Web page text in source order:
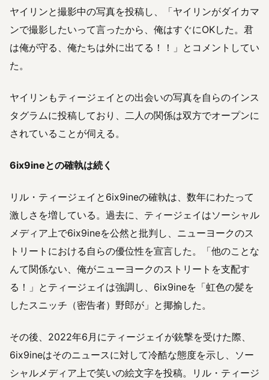
ヤイリンと撮影中の写真を投稿し、「ヤイリンがダイカマ
ンで撮影したいって言ったから、俺はすぐにOKした。君
は俺が守る、俺たちは外に出てる！！」とコメントしてい
た。
ヤイリンもティージェイとの出会いの写真を自らのインス
タグラムに投稿しており、二人の関係は双方でオープンに
されていることが伺える。
6ix9ineとの確執は続く
リル・ティージェイと6ix9ineの確執は、数年にわたって
激しさを増している。過去に、ティージェイはソーシャル
メディア上で6ix9ineを公然と批判し、ニューヨークのス
トリートにおける自らの優位性を宣言した。「他のことな
んて関係ない、俺がニューヨークのストリートを支配す
る！」とティージェイは強調し、6ix9ineを「虹色の髪を
したスニッチ（密告者）野郎が」と揶揄した。
その後、2022年6月にティージェイが銃撃を受けた際、
6ix9ineはそのニュースに対して冷酷な態度を示し、ソー
シャルメディア上で笑いの絵文字を投稿。リル・ティージ